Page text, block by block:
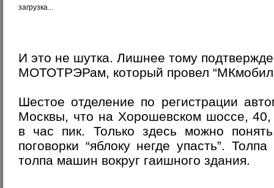
загрузка...
И это не шутка. Лишнее тому
МОТОТРЭРам, который провел
Шестое отделение по регистрации
Москвы, что на Хорошевском шоссе,
в час пик. Только здесь можно
поговорки “яблоку негде упасть”.
толпа машин вокруг гаишного здания.